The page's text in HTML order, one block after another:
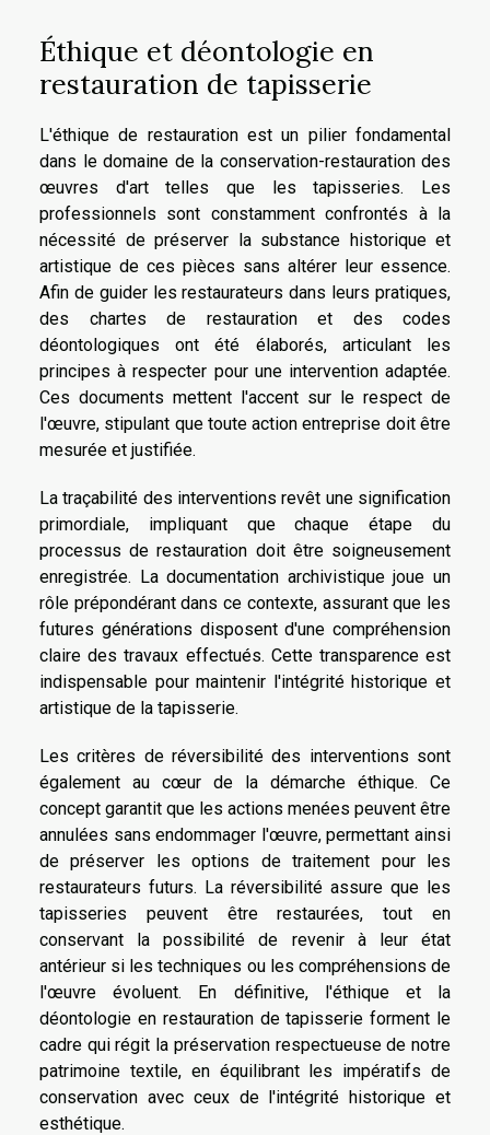
Éthique et déontologie en
restauration de tapisserie
L'éthique de restauration est un pilier fondamental
dans le domaine de la conservation-restauration des
œuvres d'art telles que les tapisseries. Les
professionnels sont constamment confrontés à la
nécessité de préserver la substance historique et
artistique de ces pièces sans altérer leur essence.
Afin de guider les restaurateurs dans leurs pratiques,
des chartes de restauration et des codes
déontologiques ont été élaborés, articulant les
principes à respecter pour une intervention adaptée.
Ces documents mettent l'accent sur le respect de
l'œuvre, stipulant que toute action entreprise doit être
mesurée et justifiée.
La traçabilité des interventions revêt une signification
primordiale, impliquant que chaque étape du
processus de restauration doit être soigneusement
enregistrée. La documentation archivistique joue un
rôle prépondérant dans ce contexte, assurant que les
futures générations disposent d'une compréhension
claire des travaux effectués. Cette transparence est
indispensable pour maintenir l'intégrité historique et
artistique de la tapisserie.
Les critères de réversibilité des interventions sont
également au cœur de la démarche éthique. Ce
concept garantit que les actions menées peuvent être
annulées sans endommager l'œuvre, permettant ainsi
de préserver les options de traitement pour les
restaurateurs futurs. La réversibilité assure que les
tapisseries peuvent être restaurées, tout en
conservant la possibilité de revenir à leur état
antérieur si les techniques ou les compréhensions de
l'œuvre évoluent. En définitive, l'éthique et la
déontologie en restauration de tapisserie forment le
cadre qui régit la préservation respectueuse de notre
patrimoine textile, en équilibrant les impératifs de
conservation avec ceux de l'intégrité historique et
esthétique.